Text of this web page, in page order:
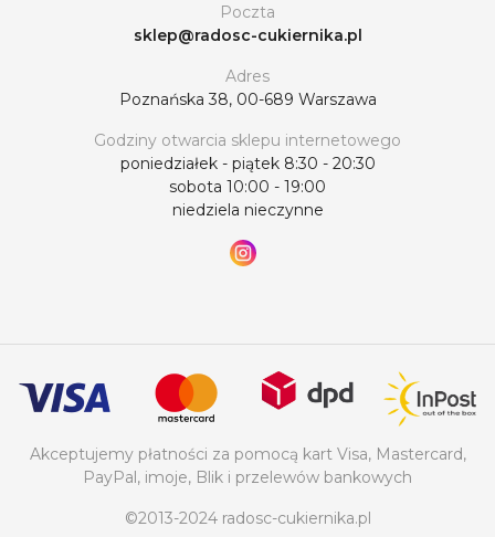
Poczta
sklep@radosc-cukiernika.pl
Adres
Poznańska 38, 00-689 Warszawa
Godziny otwarcia sklepu internetowego
poniedziałek - piątek 8:30 - 20:30
sobota 10:00 - 19:00
niedziela nieczynne
Akceptujemy płatności za pomocą kart Visa, Mastercard,
PayPal, imoje, Blik i przelewów bankowych
©2013-2024 radosc-cukiernika.pl